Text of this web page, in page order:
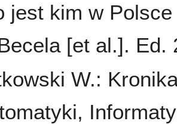
jest kim w
[et al.]. Ed.
W.: